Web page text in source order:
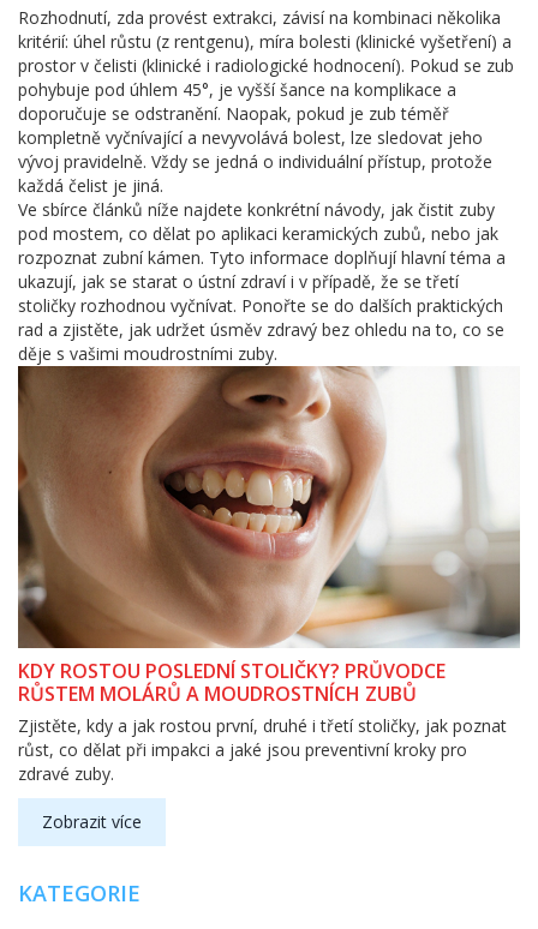
Rozhodnutí, zda provést extrakci, závisí na kombinaci několika
kritérií: úhel růstu (z rentgenu), míra bolesti (klinické vyšetření) a
prostor v čelisti (klinické i radiologické hodnocení). Pokud se zub
pohybuje pod úhlem 45°, je vyšší šance na komplikace a
doporučuje se odstranění. Naopak, pokud je zub téměř
kompletně vyčnívající a nevyvolává bolest, lze sledovat jeho
vývoj pravidelně. Vždy se jedná o individuální přístup, protože
každá čelist je jiná.
Ve sbírce článků níže najdete konkrétní návody, jak čistit zuby
pod mostem, co dělat po aplikaci keramických zubů, nebo jak
rozpoznat zubní kámen. Tyto informace doplňují hlavní téma a
ukazují, jak se starat o ústní zdraví i v případě, že se třetí
stoličky rozhodnou vyčnívat. Ponořte se do dalších praktických
rad a zjistěte, jak udržet úsměv zdravý bez ohledu na to, co se
děje s vašimi moudrostními zuby.
KDY ROSTOU POSLEDNÍ STOLIČKY? PRŮVODCE
RŮSTEM MOLÁRŮ A MOUDROSTNÍCH ZUBŮ
Zjistěte, kdy a jak rostou první, druhé i třetí stoličky, jak poznat
růst, co dělat při impakci a jaké jsou preventivní kroky pro
zdravé zuby.
Zobrazit více
KATEGORIE